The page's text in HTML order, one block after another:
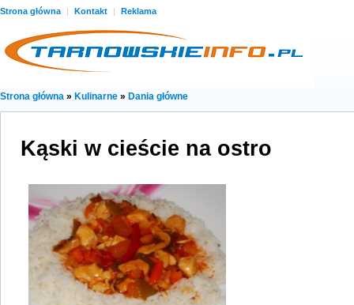
Strona główna | Kontakt | Reklama
Strona główna » Kulinarne » Dania główne
Kąski w cieście na ostro